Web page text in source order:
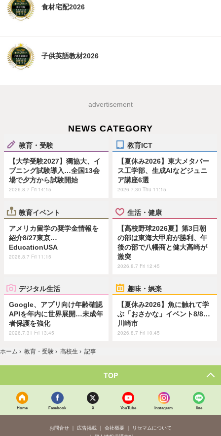
食材宅配2026
子供英語教材2026
advertisement
NEWS CATEGORY
教育・受験
【大学受験2027】獨協大、イ
ブニング試験導入…全国13会
場で夕方から試験開始
2026.8.7 Fri 14:15
教育ICT
【夏休み2026】東大メタバー
ス工学部、生成AIなどジュニ
ア講座6選
2026.7.30 Thu 11:15
教育イベント
アメリカ留学の奨学金情報を
紹介8/27東京…
EducationUSA
2026.8.7 Fri 11:15
生活・健康
【高校野球2026夏】第3日朝
の部は東海大甲府が勝利、午
後の部で八幡商と健大高崎が
激突
2026.8.7 Fri 12:45
デジタル生活
Google、アプリ向け年齢確認
APIを年内に世界展開…未成年
者保護を強化
2026.7.31 Fri 13:45
趣味・娯楽
【夏休み2026】魚に触れて学
ぶ「おさかな」イベント8/8…
川崎市
2026.8.7 Fri 10:45
ホーム › 教育・受験 › 高校生 › 記事
TOP
Home Facebook X YouTube Instagram line
お問合せ 広告掲載 会社概要
リセマムについて